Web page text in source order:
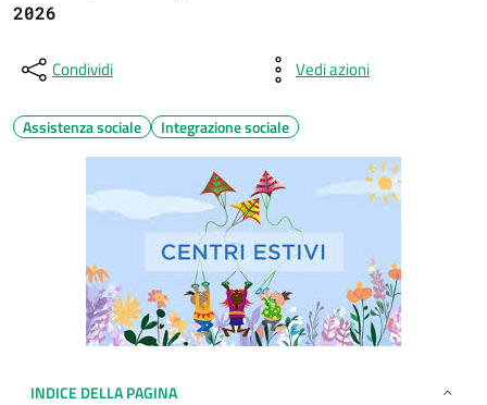
2026
Condividi Vedi azioni
Assistenza sociale Integrazione sociale
INDICE DELLA PAGINA